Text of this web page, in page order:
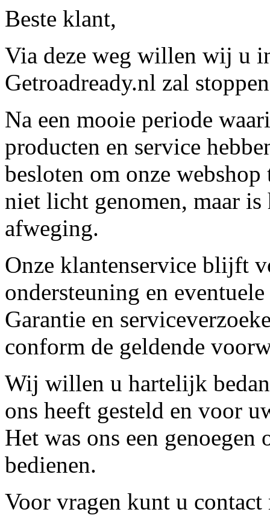
Beste klant,
Via deze weg willen wij u
Getroadready.nl zal
Na een mooie periode
producten en service
besloten om onze
niet licht genomen, maar
afweging.
Onze klantenservice blijft
ondersteuning en
Garantie en
conform de geldende
Wij willen u hartelijk
ons heeft gesteld en voor
Het was ons een
bedienen.
Voor vragen kunt u contact